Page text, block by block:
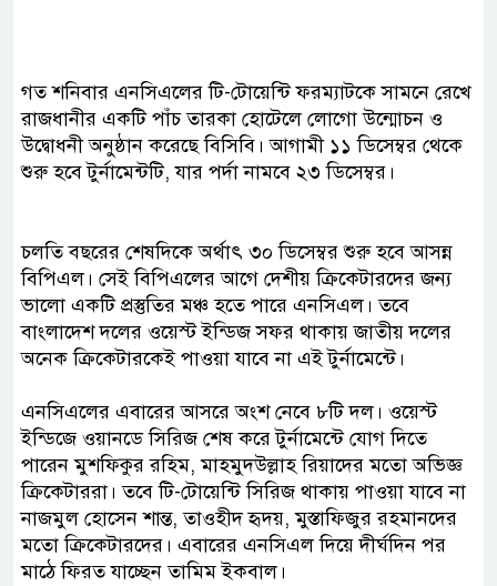
গত শনিবার এনসিএলের টি-টোয়েন্টি ফরম্যাটকে সামনে রেখে
রাজধানীর একটি পাঁচ তারকা হোটেলে লোগো উন্মোচন ও
উদ্বোধনী অনুষ্ঠান করেছে বিসিবি। আগামী ১১ ডিসেম্বর থেকে
শুরু হবে টুর্নামেন্টটি, যার পর্দা নামবে ২৩ ডিসেম্বর।
চলতি বছরের শেষদিকে অর্থাৎ ৩০ ডিসেম্বর শুরু হবে আসন্ন
বিপিএল। সেই বিপিএলের আগে দেশীয় ক্রিকেটারদের জন্য
ভালো একটি প্রস্তুতির মঞ্চ হতে পারে এনসিএল। তবে
বাংলাদেশ দলের ওয়েস্ট ইন্ডিজ সফর থাকায় জাতীয় দলের
অনেক ক্রিকেটারকেই পাওয়া যাবে না এই টুর্নামেন্টে।
এনসিএলের এবারের আসরে অংশ নেবে ৮টি দল। ওয়েস্ট
ইন্ডিজে ওয়ানডে সিরিজ শেষ করে টুর্নামেন্টে যোগ দিতে
পারেন মুশফিকুর রহিম, মাহমুদউল্লাহ রিয়াদের মতো অভিজ্ঞ
ক্রিকেটাররা। তবে টি-টোয়েন্টি সিরিজ থাকায় পাওয়া যাবে না
নাজমুল হোসেন শান্ত, তাওহীদ হৃদয়, মুস্তাফিজুর রহমানদের
মতো ক্রিকেটারদের। এবারের এনসিএল দিয়ে দীর্ঘদিন পর
মাঠে ফিরত যাচ্ছেন তামিম ইকবাল।